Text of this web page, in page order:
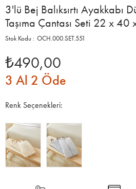
3'lü Bej Balıksırtı Ayakkabı
Taşıma Çantası Seti 22 x 40
OCH.000.SET.551
₺490,00
3 Al 2 Öde
Renk Seçenekleri: